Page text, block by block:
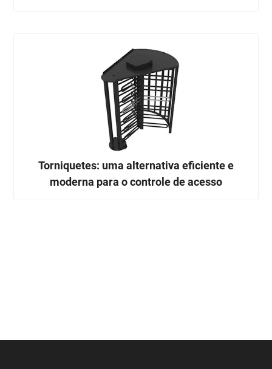
Torniquetes: uma alternativa eficiente e
moderna para o controle de acesso